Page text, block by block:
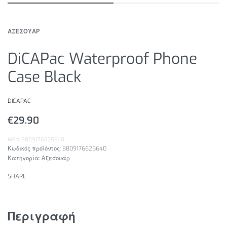
ΑΞΕΣΟΥΑΡ
DiCAPac Waterproof Phone
Case Black
DICAPAC
€29.90
MPN: 8809176625640
8809176625640
Κατηγορία: Αξεσουάρ
SHARE
Περιγραφή